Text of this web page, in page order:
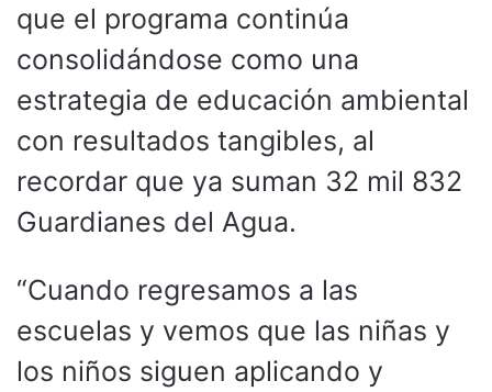
que el programa continúa
consolidándose como una
estrategia de educación ambiental
con resultados tangibles, al
recordar que ya suman 32 mil 832
Guardianes del Agua.
“Cuando regresamos a las
escuelas y vemos que las niñas y
los niños siguen aplicando y